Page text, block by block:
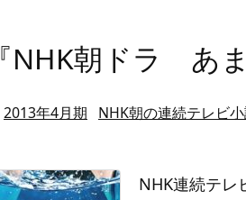
『NHK朝ドラ あ
2013年4月期 NHK朝の連続テレビ
NHK連続テレ